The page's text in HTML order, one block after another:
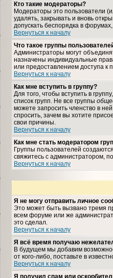
Кто такие модераторы?
Модераторы это пользователи
удалять, закрывать и вновь
допускать беспорядка в
Вернуться к началу
Что такое группы
Администраторы могут
назначены индивидуальные
или предоставлением доступа к
Вернуться к началу
Как мне вступить в группу?
Для того, чтобы вступить в
список групп. Не все группы
можете запросить членство в
спросить, зачем вы хотите
свои причины.
Вернуться к началу
Как мне стать модератором
Группы пользователей
свяжитесь с администратором,
Вернуться к началу
Я не могу отправить личное
Это может быть вызвано тремя
всем форуме или же
это сделал.
Вернуться к началу
Я всё время получаю
В будущем мы добавим
от кого-либо, поставьте в
Вернуться к началу
Я получил спам или